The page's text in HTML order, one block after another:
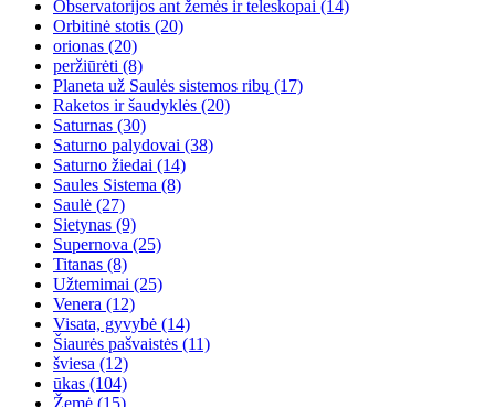
Observatorijos ant žemės ir teleskopai (14)
Orbitinė stotis (20)
orionas (20)
peržiūrėti (8)
Planeta už Saulės sistemos ribų (17)
Raketos ir šaudyklės (20)
Saturnas (30)
Saturno palydovai (38)
Saturno žiedai (14)
Saules Sistema (8)
Saulė (27)
Sietynas (9)
Supernova (25)
Titanas (8)
Užtemimai (25)
Venera (12)
Visata, gyvybė (14)
Šiaurės pašvaistės (11)
šviesa (12)
ūkas (104)
Žemė (15)